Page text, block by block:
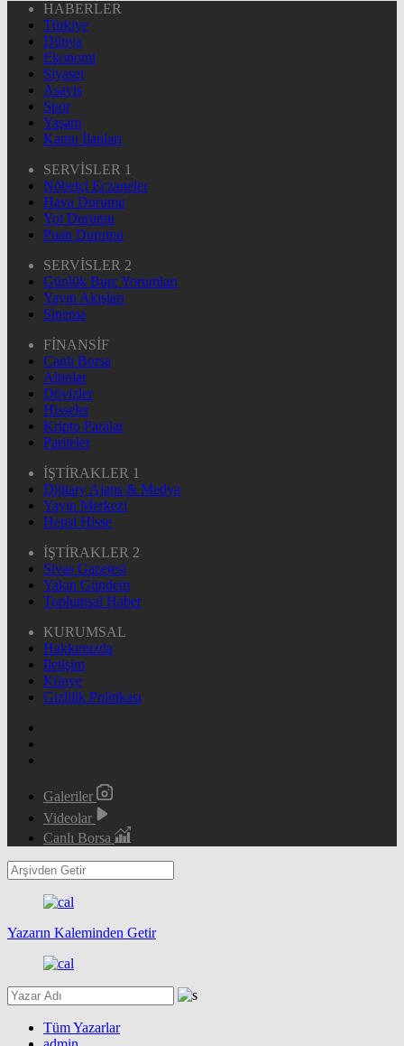
HABERLER
Türkiye
Dünya
Ekonomi
Siyaset
Asayiş
Spor
Yaşam
Kamu İlanları
SERVİSLER 1
Nöbetçi Eczaneler
Hava Durumu
Yol Durumu
Puan Durumu
SERVİSLER 2
Günlük Burç Yorumları
Yayın Akışları
Sinema
FİNANSİF
Canlı Borsa
Altınlar
Dövizler
Hisseler
Kripto Paralar
Pariteler
İŞTİRAKLER 1
Dijitary Ajans & Medya
Yayın Merkezi
Hepsi Hisse
İŞTİRAKLER 2
Sivas Gazetesi
Yakın Gündem
Toplumsal Haber
KURUMSAL
Hakkımızda
İletişim
Künye
Gizlilik Politikası
Galeriler
Videolar
Canlı Borsa
Yazarın Kaleminden Getir
Tüm Yazarlar